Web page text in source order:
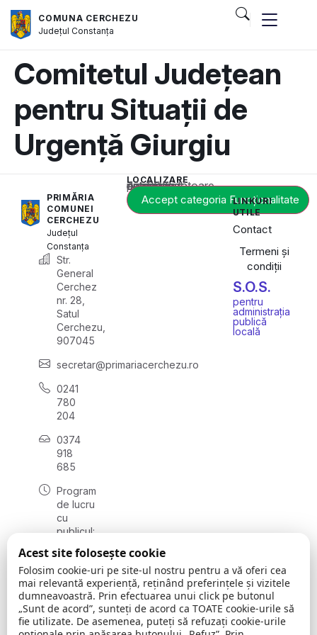
COMUNA CERCHEZU
JudețulConstanța
Comitetul Județean
pentru Situații de
Urgență Giurgiu
PRIMĂRIA
COMUNEI
CERCHEZU
Județul
Constanța
Str.
General
Cerchez
nr. 28,
Satul
Cerchezu,
907045
secretar@primariacerchezu.ro
0241
780
204
0374
918
685
Program
de lucru
cu
publicul:
08:00 -
16:30
, vineri:
08:00 -
14:00
LOCALIZARE
Acest conținut este blocat până când acceptați categoria corespunzătoare de cookie-uri.
Accept categoria Funcționalitate
LINKURI
UTILE
Contact
Termeni și
condiții
S.O.S.
pentru
administrația
publică
locală
Acest site folosește cookie
Folosim cookie-uri pe site-ul nostru pentru a vă oferi cea
mai relevantă experiență, reținând preferințele și vizitele
dumneavoastră. Prin efectuarea unui click pe butonul
„Sunt de acord”, sunteți de acord ca TOATE cookie-urile să
fie utilizate. De asemenea, puteți să refuzați cookie-urile